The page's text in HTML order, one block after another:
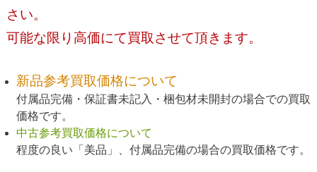
さい。
可能な限り高価にて買取させて頂きます。
新品参考買取価格について
付属品完備・保証書未記入・梱包材未開封の場合での買取
価格です。
中古参考買取価格について
程度の良い「美品」、付属品完備の場合の買取価格です。